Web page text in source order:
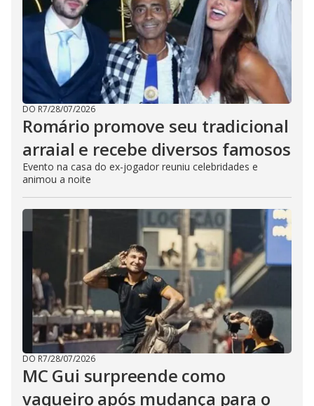
DO R7/28/07/2026
Romário promove seu tradicional
arraial e recebe diversos famosos
Evento na casa do ex-jogador reuniu celebridades e
animou a noite
DO R7/28/07/2026
MC Gui surpreende como
vaqueiro após mudança para o